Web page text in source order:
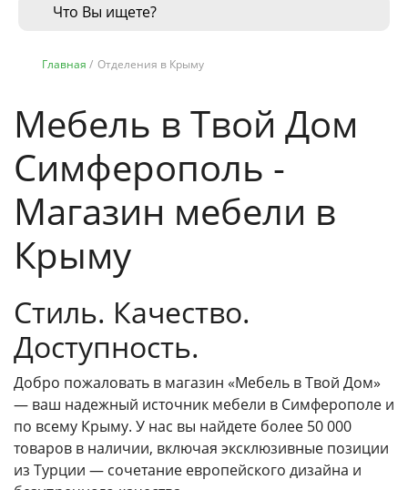
Главная / Отделения в Крыму
Мебель в Твой Дом
Симферополь -
Магазин мебели в
Крыму
Стиль. Качество.
Доступность.
Добро пожаловать в магазин «Мебель в Твой Дом»
— ваш надежный источник мебели в Симферополе и
по всему Крыму. У нас вы найдете более 50 000
товаров в наличии, включая эксклюзивные позиции
из Турции — сочетание европейского дизайна и